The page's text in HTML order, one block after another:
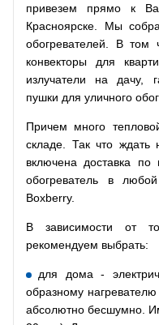
привезем прямо к
Красноярске. Мы
обогревателей. В том
конвекторы для
излучатели на дачу,
пушки для уличного
Причем много
складе. Так что ждать
включена доставка по
обогреватель в
Boxberry.
В зависимости от
рекомендуем выбрать:
для дома -
образному
абсолютно бесшумно.